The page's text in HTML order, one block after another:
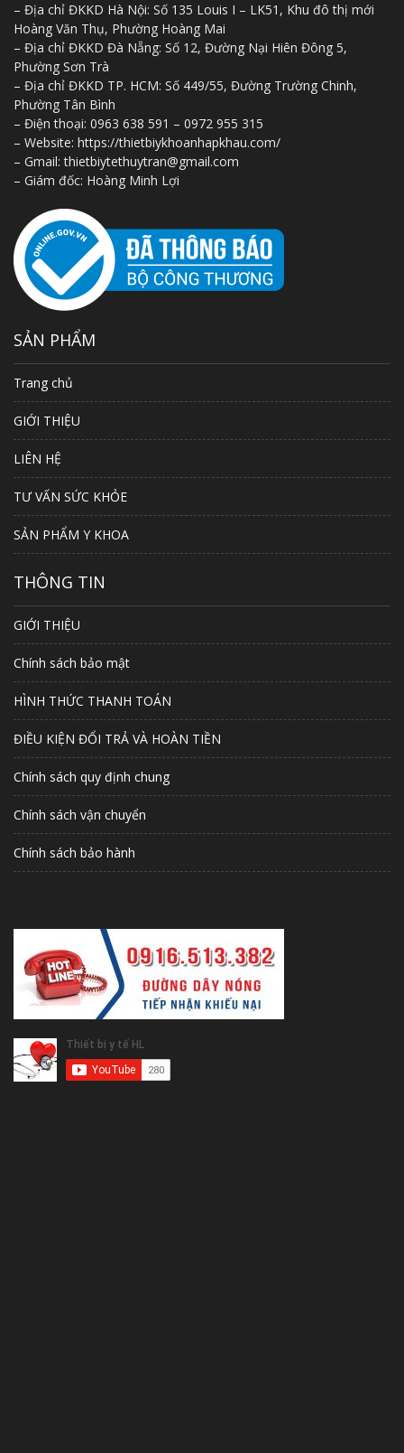
– Địa chỉ ĐKKD Hà Nội: Số 135 Louis I – LK51, Khu đô thị mới
Hoàng Văn Thụ, Phường Hoàng Mai
– Địa chỉ ĐKKD Đà Nẵng: Số 12, Đường Nại Hiên Đông 5,
Phường Sơn Trà
– Địa chỉ ĐKKD TP. HCM: Số 449/55, Đường Trường Chinh,
Phường Tân Bình
– Điện thoại: 0963 638 591 – 0972 955 315
– Website: https://thietbiykhoanhapkhau.com/
– Gmail: thietbiytethuytran@gmail.com
– Giám đốc: Hoàng Minh Lợi
SẢN PHẨM
Trang chủ
GIỚI THIỆU
LIÊN HỆ
TƯ VẤN SỨC KHỎE
SẢN PHẨM Y KHOA
THÔNG TIN
GIỚI THIỆU
Chính sách bảo mật
HÌNH THỨC THANH TOÁN
ĐIỀU KIỆN ĐỔI TRẢ VÀ HOÀN TIỀN
Chính sách quy định chung
Chính sách vận chuyển
Chính sách bảo hành